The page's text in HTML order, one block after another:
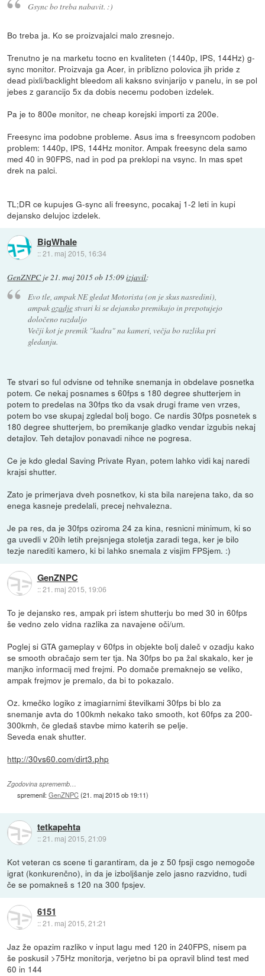
Gsync bo treba nabavit. :)
Bo treba ja. Ko se proizvajalci malo zresnejo.
Trenutno je na marketu tocno en kvaliteten (1440p, IPS, 144Hz) g-
sync monitor. Proizvaja ga Acer, in priblizno polovica jih pride z
dead pixli/backlight bleedom ali kaksno svinjarijo v panelu, in se pol
jebes z garancijo 5x da dobis necemu podoben izdelek.
Pa je to 800e monitor, ne cheap korejski importi za 200e.
Freesync ima podobne probleme. Asus ima s freesyncom podoben
problem: 1440p, IPS, 144Hz monitor. Ampak freesync dela samo
med 40 in 90FPS, nad in pod pa preklopi na vsync. In mas spet
drek na palci.
TL;DR ce kupujes G-sync ali freesync, pocakaj 1-2 leti in kupi
dejansko delujoc izdelek.
BigWhale
::21. maj 2015, 16:34
GenZNPCje21. maj 2015 ob 15:09izjavil:
Evo tle, ampak NE gledat Motorista (on je skus nasredini),
ampakozadjestvari ki se dejansko premikajo in prepotujejo
določeno razdaljo
Večji kot je premik "kadra" na kameri, večja bo razlika pri
gledanju.
Te stvari so ful odvisne od tehnike snemanja in obdelave posnetka
potem. Ce nekaj posnames s 60fps s 180 degree shutterjem in
potem to predelas na 30fps tko da vsak drugi frame ven vrzes,
potem bo vse skupaj zgledal bolj bogo. Ce nardis 30fps posnetek s
180 degree shutterjem, bo premikanje gladko vendar izgubis nekaj
detajlov. Teh detajlov ponavadi nihce ne pogresa.
Ce je kdo gledal Saving Private Ryan, potem lahko vidi kaj naredi
krajsi shutter.
Zato je primerjava dveh posnetkov, ki sta bila narejena tako, da so
enega kasneje predelali, precej nehvalezna.
Je pa res, da je 30fps oziroma 24 za kina, resnicni minimum, ki so
ga uvedli v 20ih letih prejsnjega stoletja zaradi tega, ker je bilo
tezje narediti kamero, ki bi lahko snemala z visjim FPSjem. :)
GenZNPC
::21. maj 2015, 19:06
To je dejansko res, ampak pri istem shutterju bo med 30 in 60fps
še vedno zelo vidna razlika za navajene oči/um.
Poglej si GTA gameplay v 60fps in objekte bolj daleč v ozadju kako
se smooth obračajo sem ter tja. Na 30fps bo pa žal skakalo, ker je
manjko informacij med frejmi. Po domače premaknejo se veliko,
ampak frejmov je premalo, da bi to pokazalo.
Oz. kmečko logiko z imagiarnimi številkami 30fps bi blo za
snemanje avta do 100kmh nekako tako smooth, kot 60fps za 200-
300kmh, če gledaš stavbe mimo katerih se pelje.
Seveda enak shutter.
http://30vs60.com/dirt3.php
Zgodovina sprememb…
spremenil:GenZNPC(21. maj 2015 ob 19:11)
tetkapehta
::21. maj 2015, 21:09
Kot veteran cs scene ti garantiram, da je z 50 fpsji csgo nemogoče
igrat (konkurenčno), in da je izboljšanje zelo jasno razvidno, tudi
če se pomakneš s 120 na 300 fpsjev.
6151
::21. maj 2015, 21:21
Jaz že opazim razliko v input lagu med 120 in 240FPS, nisem pa
še poskusil >75Hz monitorja, verjetno bi pa opravil blind test med
60 in 144